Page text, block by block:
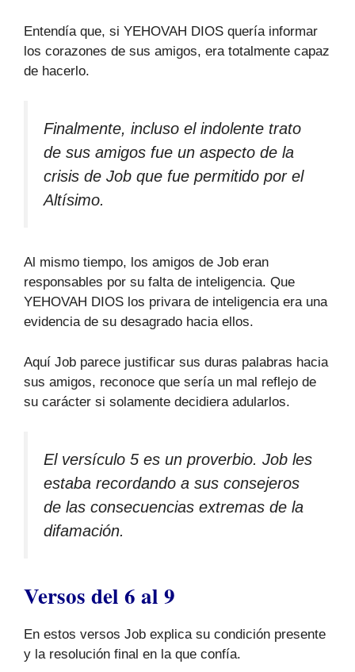
Entendía que, si YEHOVAH DIOS quería informar
los corazones de sus amigos, era totalmente capaz
de hacerlo.
Finalmente, incluso el indolente trato
de sus amigos fue un aspecto de la
crisis de Job que fue permitido por el
Altísimo.
Al mismo tiempo, los amigos de Job eran
responsables por su falta de inteligencia. Que
YEHOVAH DIOS los privara de inteligencia era una
evidencia de su desagrado hacia ellos.
Aquí Job parece justificar sus duras palabras hacia
sus amigos, reconoce que sería un mal reflejo de
su carácter si solamente decidiera adularlos.
El versículo 5 es un proverbio. Job les
estaba recordando a sus consejeros
de las consecuencias extremas de la
difamación.
Versos del 6 al 9
En estos versos Job explica su condición presente
y la resolución final en la que confía.